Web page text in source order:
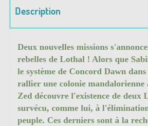
Description
Deux nouvelles missions
rebelles de Lothal ! Alors que
le système de Concord Dawn
rallier une colonie mandalorienne
Zed découvre l'existence de deux
survécu, comme lui, à
peuple. Ces derniers sont à la